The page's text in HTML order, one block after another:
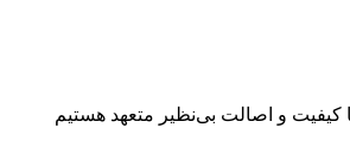
کیفیت و اصالت بی‌نظیر متعهد هستیم